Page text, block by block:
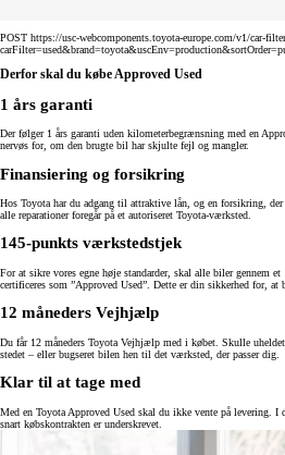
POST https://usc-webcomponents.toyota-europe.com/v1/car-
Derfor skal du købe Approved Used
1 års garanti
Der følger 1 års garanti uden kilometerbegrænsning med en
nervøs for, om den brugte bil har skjulte fejl og mangler.
Finansiering og forsikring
Hos Toyota har du adgang til attraktive lån, og en forsikring,
alle reparationer foregår på et autoriseret Toyota-værksted.
145-punkts værkstedstjek
For at sikre vores egne høje standarder, skal alle biler gennem
certificeres som ”Approved Used”. Dette er din sikkerhed for, at
12 måneders Vejhjælp
Du får 12 måneders Toyota Vejhjælp med i købet. Skulle
stedet – eller bugseret bilen hen til det værksted, der passer dig.
Klar til at tage med
Med en Toyota Approved Used skal du ikke vente på levering.
snart købskontrakten er underskrevet.